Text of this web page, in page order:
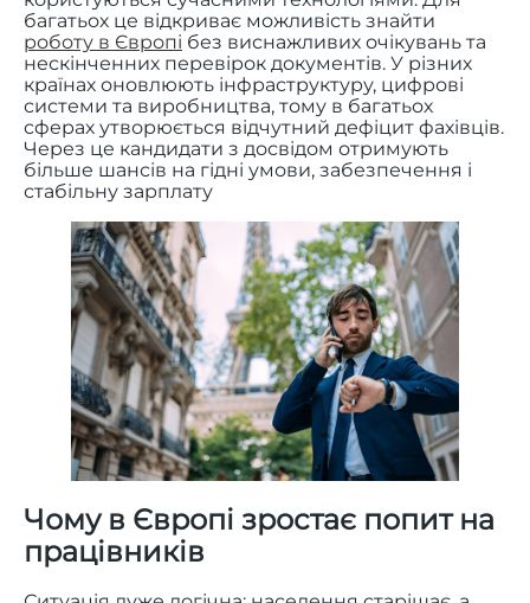
багатьох це відкриває можливість знайти
роботу в Європі без виснажливих очікувань та
нескінченних перевірок документів. У різних
країнах оновлюють інфраструктуру, цифрові
системи та виробництва, тому в багатьох
сферах утворюється відчутний дефіцит фахівців.
Через це кандидати з досвідом отримують
більше шансів на гідні умови, забезпечення і
стабільну зарплату
Чому в Європі зростає попит на
працівників